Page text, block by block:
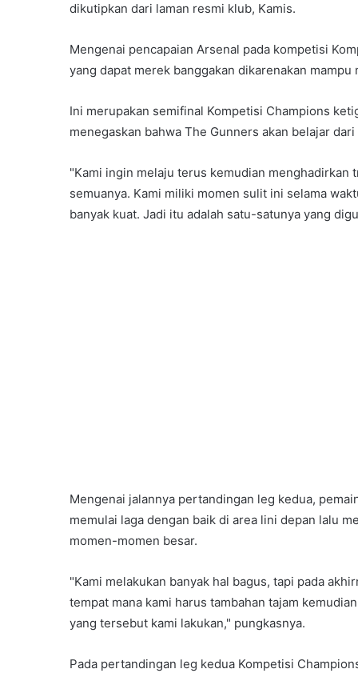
dikutipkan dari laman resmi klub, Kamis.
Mengenai pencapaian Arsenal pada kompetisi
yang dapat merek banggakan dikarenakan
Ini merupakan semifinal Kompetisi Champions
menegaskan bahwa The Gunners akan belajar
"Kami ingin melaju terus kemudian
semuanya. Kami miliki momen sulit ini selama
banyak kuat. Jadi itu adalah satu-satunya yang
Mengenai jalannya pertandingan leg kedua,
memulai laga dengan baik di area lini depan lalu
momen-momen besar.
"Kami melakukan banyak hal bagus, tapi pada
tempat mana kami harus tambahan tajam
yang tersebut kami lakukan," pungkasnya.
Pada pertandingan leg kedua Kompetisi